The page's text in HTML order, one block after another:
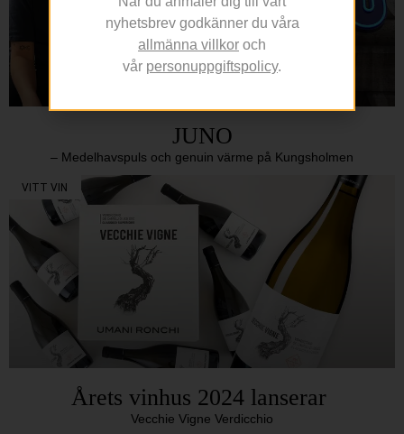
JUNO
– Medelhavspuls och genuin värme på Kungsholmen
VITT VIN
Årets vinhus 2024 lanserar
Vecchie Vigne Verdicchio
nyhetsbrev godkänner du våra
allmänna villkor och
vår personuppgiftspolicy.